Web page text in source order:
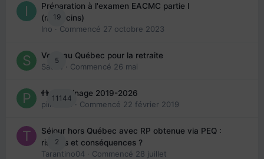
19
Préparation à l'examen EACMC partie I
(médecins)
Ino · Commencé 27 octobre 2023
5
Venir au Québec pour la retraite
Sab74
· Commencé 26 mai
11144
👬 Parrainage 2019-2026
piinoush · Commencé 22 février 2019
2
Séjour hors Québec avec RP obtenue via PEQ :
risques et conséquences ?
Tarantino04 · Commencé 28 juillet